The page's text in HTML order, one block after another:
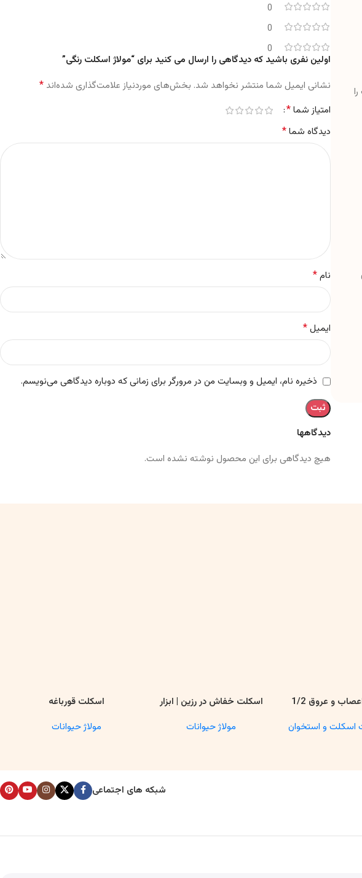
0
0
0
دیدگاهها
هیچ دیدگاهی برای این محصول نوشته نشده است.
اولین نفری باشید که دیدگاهی را ارسال می کنید برای “مولاژ اسکلت رنگی”
نشانی ایمیل شما منتشر نخواهد شد. بخش‌های موردنیاز علامت‌گذاری شده‌اند*
امتیاز شما*
دیدگاه شما*
نام*
ایمیل*
ذخیره نام، ایمیل و وبسایت من در مرورگر برای زمانی که دوباره دیدگاهی می‌نویسم.
و عروق 1/2
اسکلت و استخوان
اطلاعات بیشتر
اسکلت خفاش در رزین | ابزار
مولاژ حیوانات
اطلاعات بیشتراسکلت قورباغه
مولاژ حیوانات
شبکه های اجتماعی